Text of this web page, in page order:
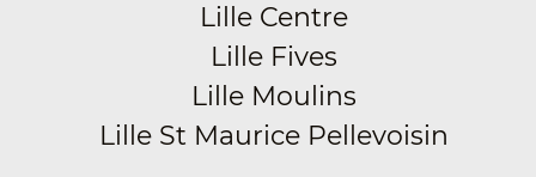
Lille Centre
Lille Fives
Lille Moulins
Lille St Maurice Pellevoisin